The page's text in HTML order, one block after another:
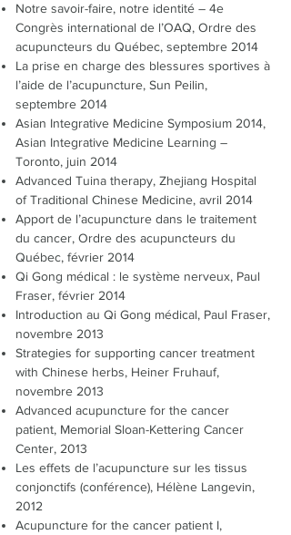
Notre savoir-faire, notre identité – 4e
Congrès international de l’OAQ, Ordre des
acupuncteurs du Québec, septembre 2014
La prise en charge des blessures sportives à
l’aide de l’acupuncture, Sun Peilin,
septembre 2014
Asian Integrative Medicine Symposium 2014,
Asian Integrative Medicine Learning –
Toronto, juin 2014
Advanced Tuina therapy, Zhejiang Hospital
of Traditional Chinese Medicine, avril 2014
Apport de l’acupuncture dans le traitement
du cancer, Ordre des acupuncteurs du
Québec, février 2014
Qi Gong médical : le système nerveux, Paul
Fraser, février 2014
Introduction au Qi Gong médical, Paul Fraser,
novembre 2013
Strategies for supporting cancer treatment
with Chinese herbs, Heiner Fruhauf,
novembre 2013
Advanced acupuncture for the cancer
patient, Memorial Sloan-Kettering Cancer
Center, 2013
Les effets de l’acupuncture sur les tissus
conjonctifs (conférence), Hélène Langevin,
2012
Acupuncture for the cancer patient I,